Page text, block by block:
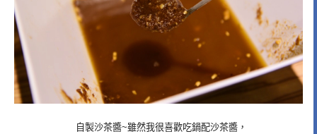
自製沙茶醬~雖然我很喜歡吃鍋配沙茶醬，